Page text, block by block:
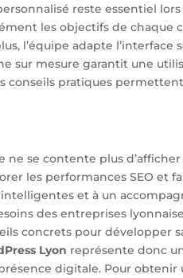
reste essentiel
les objectifs de chaque
l’équipe adapte l’interface
sur mesure garantit une
conseils pratiques
se contente plus
les performances SEO et
et à un
des entreprises
concrets pour développer
Lyon représente donc
digitale. Pour obtenir